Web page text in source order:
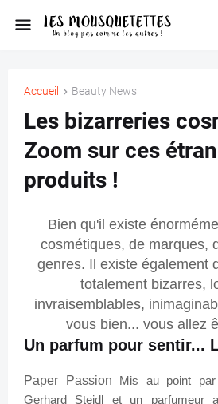
Accueil Beauty News
Les bizarreries
Zoom sur ces
produits !
Bien qu'il existe
cosmétiques, de marques,
genres. Il existe également
totalement bizarres,
invraisemblables,
vous bien... vous allez
Un parfum pour sentir...
Paper Passion Mis au point
Gerhard Steidl et un parfumeur